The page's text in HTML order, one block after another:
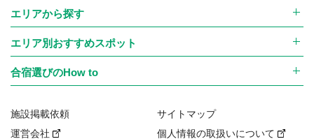
エリアから探す
エリア別おすすめスポット
合宿選びのHow to
施設掲載依頼
サイトマップ
運営会社
個人情報の取扱いについて